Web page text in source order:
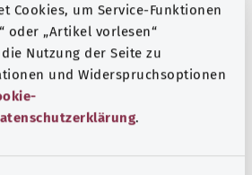
Cookies, um Service-Funktionen
oder „Artikel vorlesen“
Nutzung der Seite zu
und Widerspruchsoptionen
.